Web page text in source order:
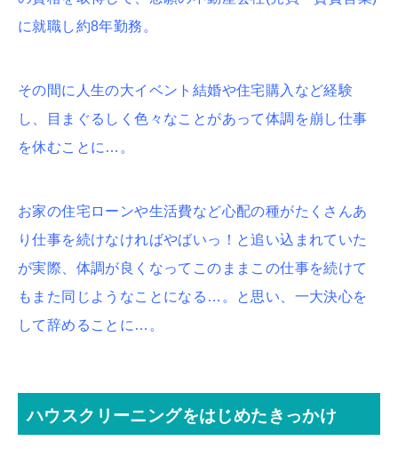
に就職し約8年勤務。
その間に人生の大イベント結婚や住宅購入など経験
し、目まぐるしく色々なことがあって体調を崩し仕事
を休むことに…。
お家の住宅ローンや生活費など心配の種がたくさんあ
り仕事を続けなければやばいっ！と追い込まれていた
が実際、体調が良くなってこのままこの仕事を続けて
もまた同じようなことになる…。と思い、一大決心を
して辞めることに…。
ハウスクリーニングをはじめたきっかけ